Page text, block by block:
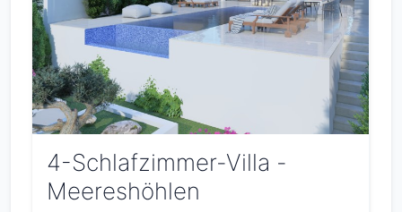
4-Schlafzimmer-Villa -
Meereshöhlen